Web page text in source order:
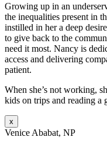
Growing up in an
the inequalities present in
instilled in her a deep
to give back to the
need it most. Nancy is
access and delivering
patient.
When she’s not working,
kids on trips and reading a
x
Venice Ababat, NP